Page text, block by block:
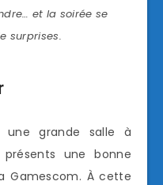
et la soirée se
surprises.
grande salle à
une bonne
Gamescom. À cette